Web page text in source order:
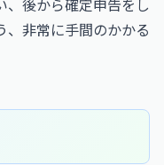
、後から確定申告をし
、非常に手間のかかる